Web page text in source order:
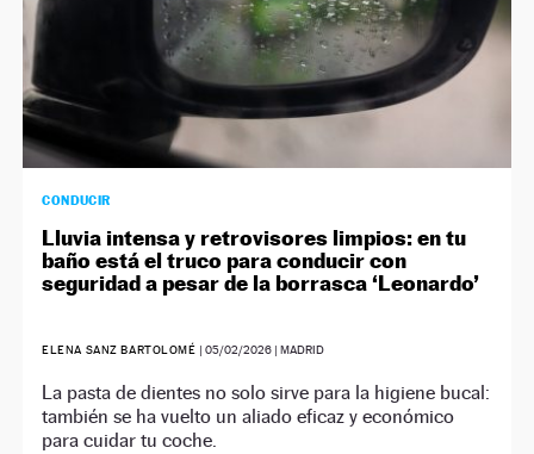
CONDUCIR
Lluvia intensa y retrovisores limpios: en tu
baño está el truco para conducir con
seguridad a pesar de la borrasca ‘Leonardo’
ELENA SANZ BARTOLOMÉ | 05/02/2026| MADRID
La pasta de dientes no solo sirve para la higiene bucal:
también se ha vuelto un aliado eficaz y económico
para cuidar tu coche.